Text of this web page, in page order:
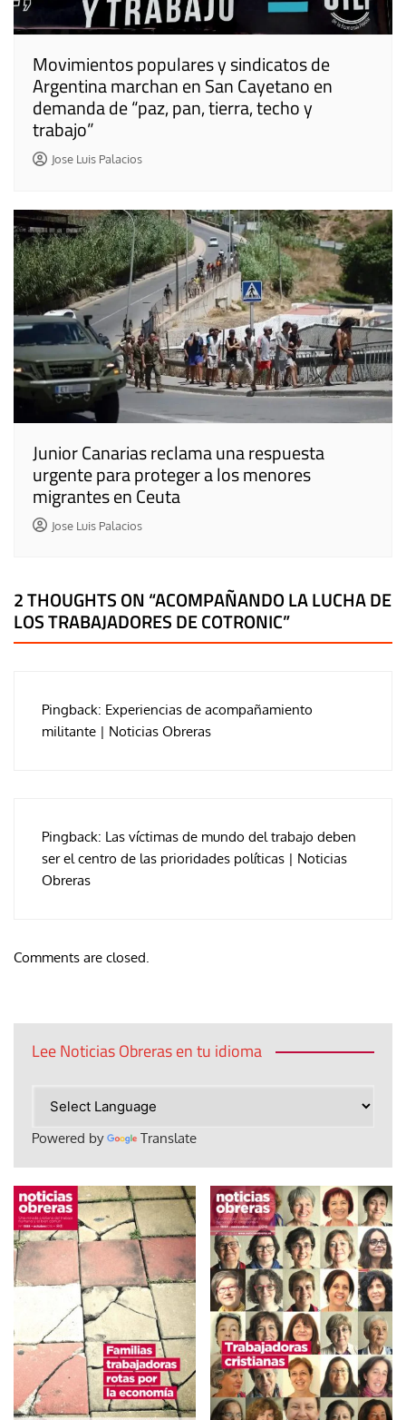
Movimientos populares y sindicatos de
Argentina marchan en San Cayetano en
demanda de “paz, pan, tierra, techo y
trabajo”
Jose Luis Palacios
Junior Canarias reclama una respuesta
urgente para proteger a los menores
migrantes en Ceuta
Jose Luis Palacios
2 THOUGHTS ON “ACOMPAÑANDO LA LUCHA DE
LOS TRABAJADORES DE COTRONIC”
Pingback: Experiencias de acompañamiento
militante | Noticias Obreras
Pingback: Las víctimas de mundo del trabajo deben
ser el centro de las prioridades políticas | Noticias
Obreras
Comments are closed.
Lee Noticias Obreras en tu idioma
Powered by Translate